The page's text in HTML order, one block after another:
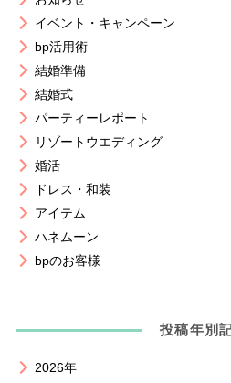
イベント・キャンペーン
bp活用術
結婚準備
結婚式
パーティーレポート
リゾートウエディング
婚活
ドレス・和装
アイテム
ハネムーン
bpのお客様
投稿年別
2026年